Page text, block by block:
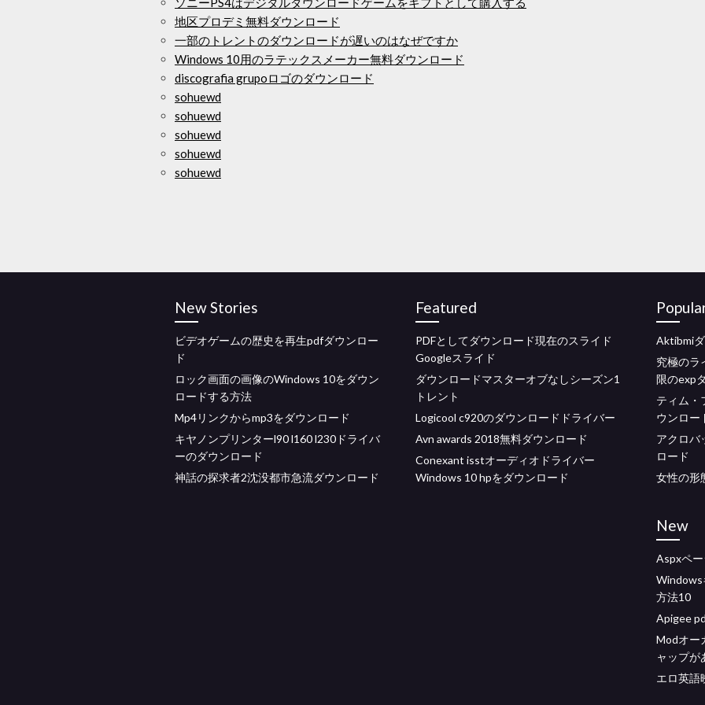
地区プロデミ無料ダウンロード
一部のトレントのダウンロードが遅いのはなぜですか
Windows 10用のラテックスメーカー無料ダウンロード
discografia grupoロゴのダウンロード
sohuewd
sohuewd
sohuewd
sohuewd
sohuewd
New Stories
ビデオゲームの歴史を再生pdfダウンロー
ド
ロック画面の画像のWindows 10をダウン
ロードする方法
Mp4リンクからmp3をダウンロード
キヤノンプリンターl90 l160 l230ドライバ
ーのダウンロード
神話の探求者2沈没都市急流ダウンロード
Featured
PDFとしてダウンロード現在のスライド
Googleスライド
ダウンロードマスターオブなしシーズン1
トレント
Logicool c920のダウンロードドライバー
Avn awards 2018無料ダウンロード
Conexant isstオーディオドライバー
Windows 10 hpをダウンロード
Aktibmi
究極のラ
限のexp
ティム・
ウンロー
アクロバ
ロード
女性の形
New
Aspxペ
Windows
方法10
Apigee
Modオー
ャップが
エロ英語